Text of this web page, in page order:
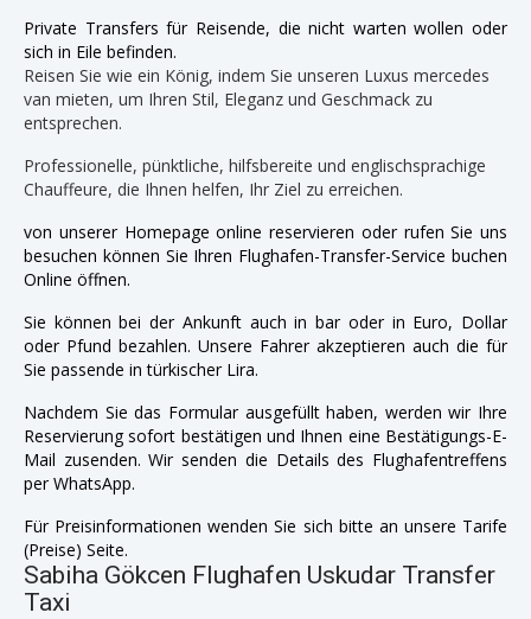
Private Transfers für Reisende, die nicht warten wollen oder
sich in Eile befinden.
Reisen Sie wie ein König, indem Sie unseren Luxus mercedes
van mieten, um Ihren Stil, Eleganz und Geschmack zu
entsprechen.
Professionelle, pünktliche, hilfsbereite und englischsprachige
Chauffeure, die Ihnen helfen, Ihr Ziel zu erreichen.
von unserer Homepage online reservieren oder rufen Sie uns
besuchen können Sie Ihren Flughafen-Transfer-Service buchen
Online öffnen.
Sie können bei der Ankunft auch in bar oder in Euro, Dollar
oder Pfund bezahlen. Unsere Fahrer akzeptieren auch die für
Sie passende in türkischer Lira.
Nachdem Sie das Formular ausgefüllt haben, werden wir Ihre
Reservierung sofort bestätigen und Ihnen eine Bestätigungs-E-
Mail zusenden. Wir senden die Details des Flughafentreffens
per WhatsApp.
Für Preisinformationen wenden Sie sich bitte an unsere Tarife
(Preise) Seite.
Sabiha Gökcen Flughafen Uskudar Transfer
Taxi